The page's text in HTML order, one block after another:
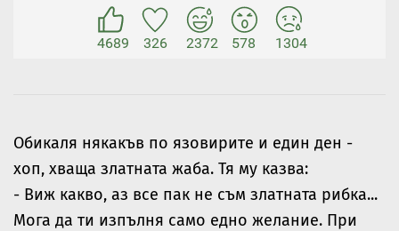
4689 326 2372 578 1304
Обикаля някакъв по язовирите и един ден -
хоп, хваща златната жаба. Тя му казва:
- Виж какво, аз все пак не съм златната рибка...
Мога да ти изпълня само едно желание. При